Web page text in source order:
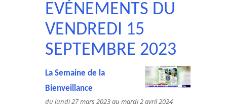
EVÉNEMENTS DU
VENDREDI 15
SEPTEMBRE 2023
La Semaine de la
Bienveillance
du lundi 27 mars 2023 au mardi 2 avril 2024